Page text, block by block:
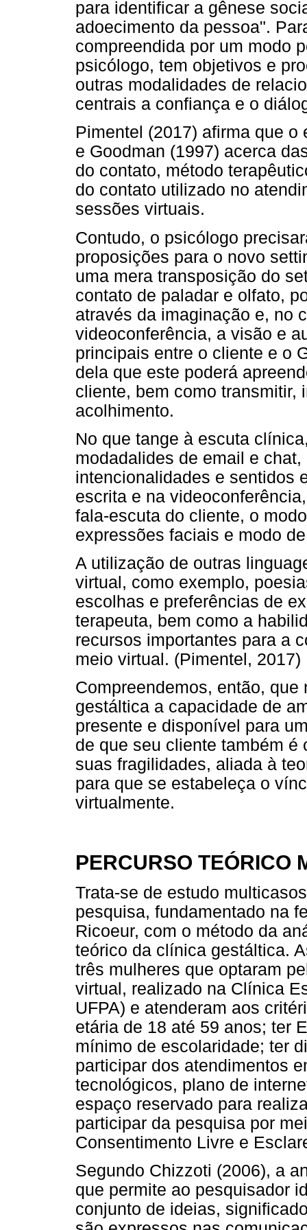
para identificar a gênese
adoecimento da pessoa".
compreendida por um modo
psicólogo, tem objetivos e
outras modalidades de
centrais a confiança e o
Pimentel (2017) afirma que
e Goodman (1997) acerca
do contato, método
do contato utilizado no
sessões virtuais.
Contudo, o psicólogo
proposições para o novo
uma mera transposição do
contato de paladar e olfato,
através da imaginação e, no
videoconferência, a visão e
principais entre o cliente e o
dela que este poderá
cliente, bem como transmitir,
acolhimento.
No que tange à escuta
modadalides de email e
intencionalidades e sentidos
escrita e na
fala-escuta do cliente, o
expressões faciais e modo
A utilização de outras
virtual, como exemplo,
escolhas e preferências de
terapeuta, bem como a
recursos importantes para a
meio virtual. (Pimentel, 2017)
Compreendemos, então,
gestáltica a capacidade de
presente e disponível para
de que seu cliente também é
suas fragilidades, aliada à
para que se estabeleça o
virtualmente.
PERCURSO TEÓRICO
Trata-se de estudo
pesquisa, fundamentado na
Ricoeur, com o método da
teórico da clínica gestáltica.
três mulheres que optaram
virtual, realizado na Clínica
UFPA) e atenderam aos
etária de 18 até 59 anos; ter
mínimo de escolaridade; ter
participar dos atendimentos
tecnológicos, plano de
espaço reservado para
participar da pesquisa por
Consentimento Livre e
Segundo Chizzoti (2006), a
que permite ao pesquisador
conjunto de ideias,